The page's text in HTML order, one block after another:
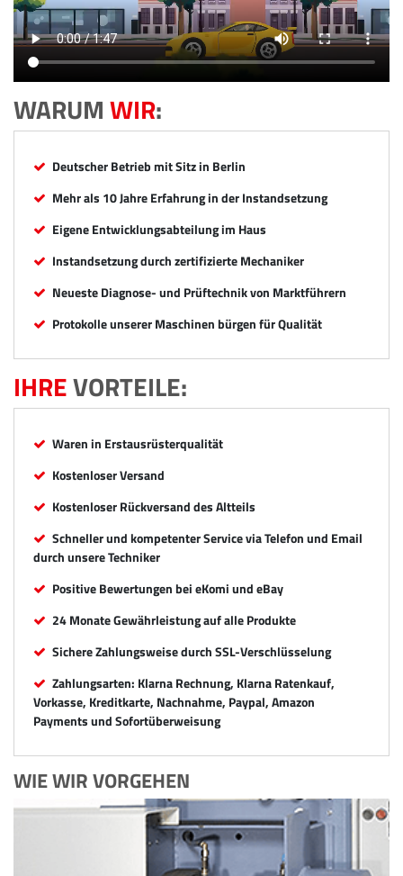
WARUMWIR:
Deutscher Betrieb mit Sitz in Berlin
Mehr als 10 Jahre Erfahrung in der Instandsetzung
Eigene Entwicklungsabteilung im Haus
Instandsetzung durch zertifizierte Mechaniker
Neueste Diagnose- und Prüftechnik von Marktführern
Protokolle unserer Maschinen bürgen für Qualität
IHREVORTEILE:
Waren in Erstausrüsterqualität
Kostenloser Versand
Kostenloser Rückversand des Altteils
Schneller und kompetenter Service via Telefon und Email
durch unsere Techniker
Positive Bewertungen bei eKomi und eBay
24 Monate Gewährleistung auf alle Produkte
Sichere Zahlungsweise durch SSL-Verschlüsselung
Zahlungsarten: Klarna Rechnung, Klarna Ratenkauf,
Vorkasse, Kreditkarte, Nachnahme, Paypal, Amazon
Payments und Sofortüberweisung
WIE WIR VORGEHEN